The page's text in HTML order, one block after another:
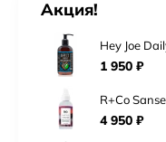
Акция!
Hey Joe
1 950 ₽
R+Co
4 950 ₽